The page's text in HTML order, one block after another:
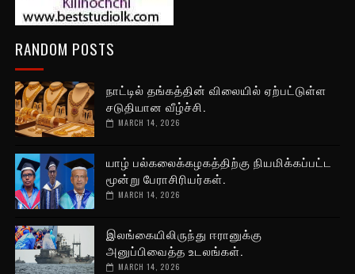
RANDOM POSTS
நாட்டில் தங்கத்தின் விலையில் ஏற்பட்டுள்ள
சடுதியான வீழ்ச்சி.
MARCH 14, 2026
யாழ் பல்கலைக்கழகத்திற்கு நியமிக்கப்பட்ட
மூன்று பேராசிரியர்கள்.
MARCH 14, 2026
இலங்கையிலிருந்து ஈரானுக்கு
அனுப்பிவைத்த உடலங்கள்.
MARCH 14, 2026